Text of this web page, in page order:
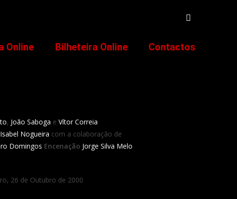
Online Bilheteira Online Contactos
, João Saboga e Vítor Correia
Isabel Nogueira com a colaboração de
Domingos Encenação Jorge Silva Melo
26 de Outubro de 2000